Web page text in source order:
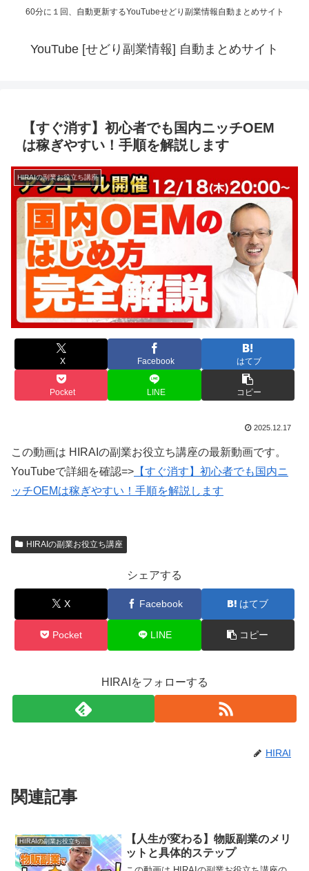
60分に１回、自動更新するYouTubeせどり副業情報自動まとめサイト
YouTube [せどり副業情報] 自動まとめサイト
【すぐ消す】初心者でも国内ニッチOEM
は稼ぎやすい！手順を解説します
HIRAIの副業お役立ち講座
X Facebook はてブ
Pocket LINE コピー
2025.12.17
この動画は HIRAIの副業お役立ち講座の最新動画です。
YouTubeで詳細を確認=> 【すぐ消す】初心者でも国内ニ
ッチOEMは稼ぎやすい！手順を解説します
HIRAIの副業お役立ち講座
シェアする
X Facebook はてブ
Pocket LINE コピー
HIRAIをフォローする
HIRAI
関連記事
HIRAIの副業お役立ち講座
【人生が変わる】物販副業のメリ
ットと具体的ステップ